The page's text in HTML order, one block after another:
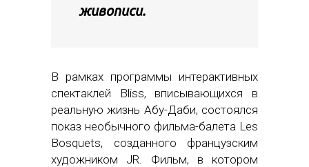
живописи.
В рамках программы интерактивных
спектаклей Bliss, вписывающихся в
реальную жизнь Абу-Даби, состоялся
показ необычного фильма-балета Les
Bosquets, созданного французским
художником JR. Фильм, в котором